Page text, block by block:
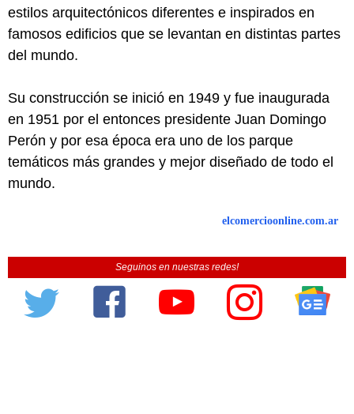
estilos arquitectónicos diferentes e inspirados en
famosos edificios que se levantan en distintas partes
del mundo.
Su construcción se inició en 1949 y fue inaugurada
en 1951 por el entonces presidente Juan Domingo
Perón y por esa época era uno de los parque
temáticos más grandes y mejor diseñado de todo el
mundo.
elcomercioonline.com.ar
Seguinos en nuestras redes!